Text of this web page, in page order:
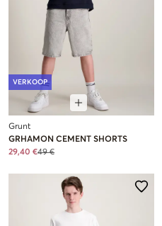
VERKOOP
Grunt
GRHAMON CEMENT SHORTS
29,40 €49 €